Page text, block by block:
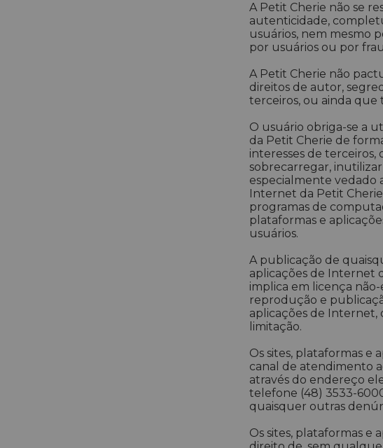
A Petit Cherie não se
autenticidade,
usuários, nem mesmo
por usuários ou por
A Petit Cherie não
direitos de autor,
terceiros, ou ainda que
O usuário obriga-se a
da Petit Cherie de
interesses de
sobrecarregar,
especialmente vedado
Internet da Petit
programas de
plataformas e
usuários.
A publicação de
aplicações de Internet
implica em licença
reprodução e
aplicações de Internet,
limitação.
Os sites, plataformas
canal de atendimento
através do endereço
telefone (48) 3533-
quaisquer outras
Os sites, plataformas e